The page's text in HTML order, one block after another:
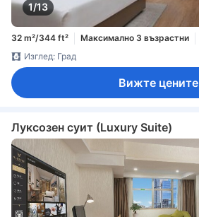
1/13
32 m²/344 ft² Максимално 3 възрастни
Изглед: Град
Вижте цените
Луксозен суит (Luxury Suite)